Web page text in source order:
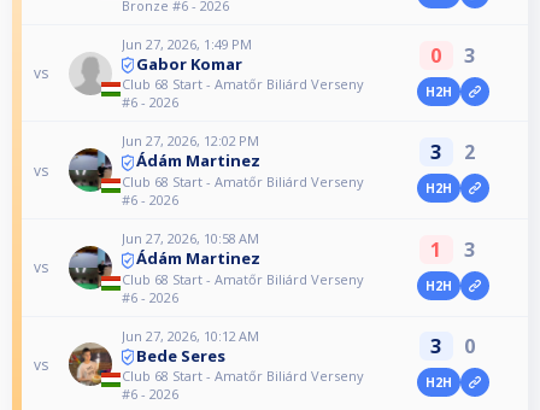
Bronze #6 - 2026
vs
Jun 27, 2026, 1:49 PM
Gabor Komar
Club 68 Start - Amatőr Biliárd Verseny
#6 - 2026
0 3
H2H
vs
Jun 27, 2026, 12:02 PM
Ádám Martinez
Club 68 Start - Amatőr Biliárd Verseny
#6 - 2026
3 2
H2H
vs
Jun 27, 2026, 10:58 AM
Ádám Martinez
Club 68 Start - Amatőr Biliárd Verseny
#6 - 2026
1 3
H2H
vs
Jun 27, 2026, 10:12 AM
Bede Seres
Club 68 Start - Amatőr Biliárd Verseny
#6 - 2026
3 0
H2H